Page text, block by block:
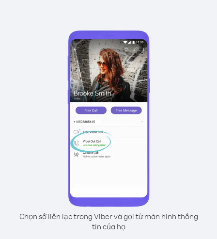
Chọn số liên lạc trong Viber và gọi từ màn hình thông
tin của họ